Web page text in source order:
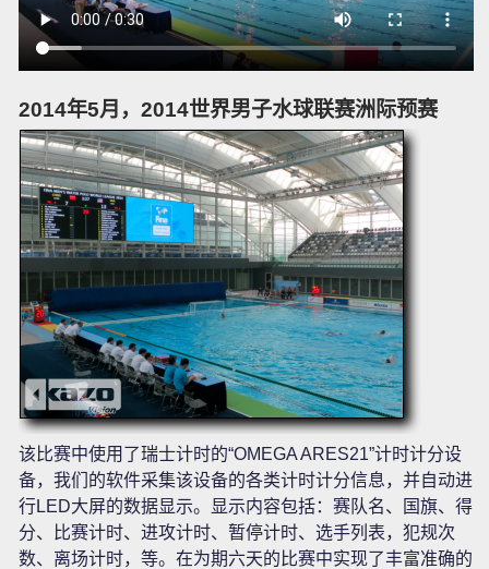
2014年5月，2014世界男子水球联赛洲际预赛
该比赛中使用了瑞士计时的“OMEGA ARES21”计时计分设
备，我们的软件采集该设备的各类计时计分信息，并自动进
行LED大屏的数据显示。显示内容包括：赛队名、国旗、得
分、比赛计时、进攻计时、暂停计时、选手列表，犯规次
数、离场计时，等。在为期六天的比赛中实现了丰富准确的